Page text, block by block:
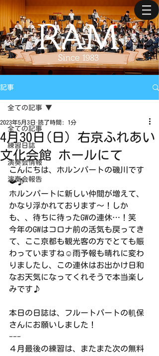
記事
全ての記事
練習日誌
演奏会情報
演奏会報告
全ての記事
4月30日(日) 右京ふれあい
文化会館 ホールにて
2023年5月3日 読了時間: 1分
こんにちは、ホルンパートの磯川です
📯♪
ホルンパートに新しい仲間が増えて、
かなり浮かれております〜！しか
も、、待ちに待ったGWの連休…！笑
今年のGWはコロナ前の活気も戻ってき
て、ここ京都も観光客の方でとても賑
わっていますね☺️雨予報も晴れに変わ
りましたし、この連休はお出かけ日和
なお天気になってくれそうで本当楽し
みです♪
本日の日誌は、フルートパートの䡄保
さんにお願いしました！
---
４月最後の練習は、またまた次の無料